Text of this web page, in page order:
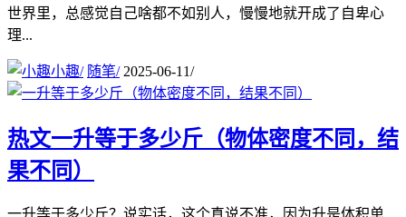
世界里，总感觉自己啥都不如别人，慢慢地就开成了自卑心
理...
小趣/ 随笔/ 2025-06-11/
热文一升等于多少斤（物体密度不同，结
果不同）